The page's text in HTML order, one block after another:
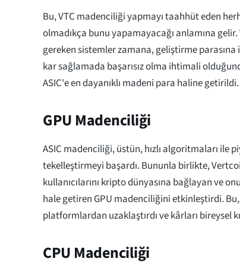
Bu, VTC madenciliği yapmayı taahhüt eden
olmadıkça bunu yapamayacağı anlamına
gereken sistemler zamana, geliştirme
kar sağlamada başarısız olma ihtimali
ASIC'e en dayanıklı madeni para haline getirildi.
GPU Madenciliği
ASIC madenciliği, üstün, hızlı algoritmaları ile
tekelleştirmeyi başardı. Bununla birlikte,
kullanıcılarını kripto dünyasına bağlayan ve
hale getiren GPU madenciliğini etkinleştirdi.
platformlardan uzaklaştırdı ve kârları bireysel
CPU Madenciliği